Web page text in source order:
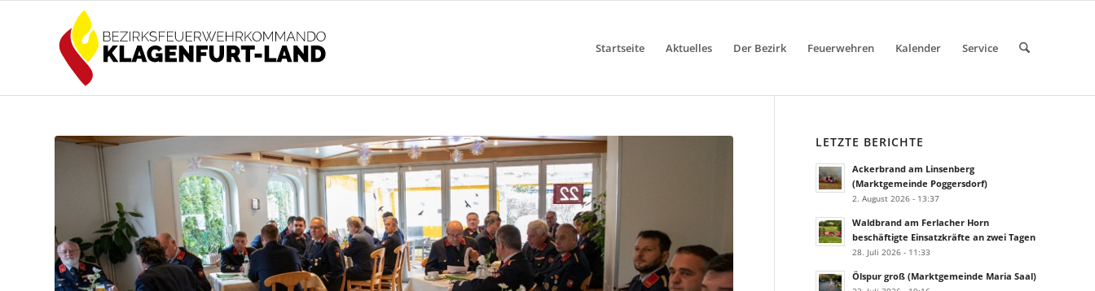
Startseite Aktuelles Der Bezirk Feuerwehren Kalender Service
LETZTE BERICHTE
Ackerbrand am Linsenberg
(Marktgemeinde Poggersdorf)
2. August 2026 - 13:37
Waldbrand am Ferlacher Horn
beschäftigte Einsatzkräfte an zwei Tagen
28. Juli 2026 - 11:33
Ölspur groß (Marktgemeinde Maria Saal)